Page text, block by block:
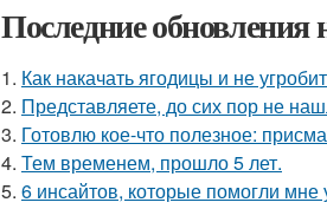
Последние обновления
1. Как накачать ягодицы и не
2. Представляете, до сих пор не
3. Готовлю кое-что полезное:
4. Тем временем, прошло 5 лет.
5. 6 инсайтов, которые помогли мне